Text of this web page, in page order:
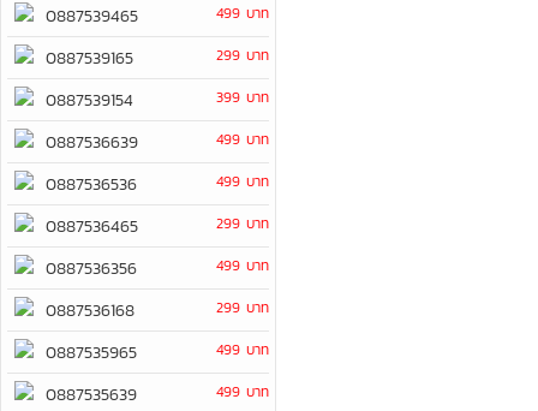
0887539465 499 บาท
0887539165 299 บาท
0887539154 399 บาท
0887536639 499 บาท
0887536536 499 บาท
0887536465 299 บาท
0887536356 499 บาท
0887536168 299 บาท
0887535965 499 บาท
0887535639 499 บาท